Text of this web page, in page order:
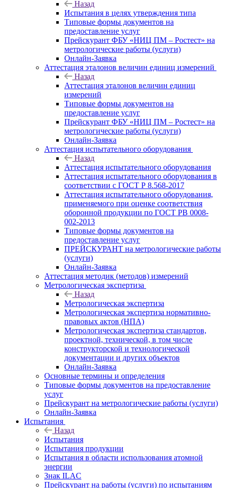
Назад
Испытания в целях утверждения типа
Типовые формы документов на
предоставление услуг
Прейскурант ФБУ «НИЦ ПМ – Ростест» на
метрологические работы (услуги)
Онлайн-Заявка
Аттестация эталонов величин единиц измерений
Назад
Аттестация эталонов величин единиц
измерений
Типовые формы документов на
предоставление услуг
Прейскурант ФБУ «НИЦ ПМ – Ростест» на
метрологические работы (услуги)
Онлайн-Заявка
Аттестация испытательного оборудования
Назад
Аттестация испытательного оборудования
Аттестация испытательного оборудования в
соответствии с ГОСТ Р 8.568-2017
Аттестация испытательного оборудования,
применяемого при оценке соответствия
оборонной продукции по ГОСТ РВ 0008-
002-2013
Типовые формы документов на
предоставление услуг
ПРЕЙСКУРАНТ на метрологические работы
(услуги)
Онлайн-Заявка
Аттестация методик (методов) измерений
Метрологическая экспертиза
Назад
Метрологическая экспертиза
Метрологическая экспертиза нормативно-
правовых актов (НПА)
Метрологическая экспертиза стандартов,
проектной, технической, в том числе
конструкторской и технологической
документации и других объектов
Онлайн-Заявка
Основные термины и определения
Типовые формы документов на предоставление
услуг
Прейскурант на метрологические работы (услуги)
Онлайн-Заявка
Испытания
Назад
Испытания
Испытания продукции
Испытания в области использования атомной
энергии
Знак ILAC
Прейскурант на работы (услуги) по испытаниям